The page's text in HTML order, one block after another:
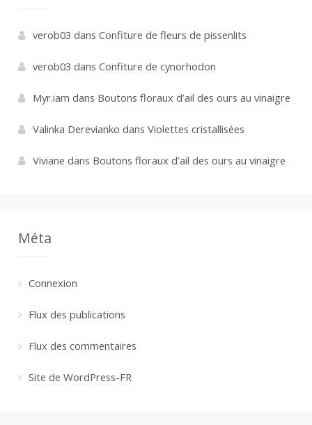
verob03 dans Confiture de fleurs de pissenlits
verob03 dans Confiture de cynorhodon
Myr.iam dans Boutons floraux d’ail des ours au vinaigre
Valinka Derevianko dans Violettes cristallisées
Viviane dans Boutons floraux d’ail des ours au vinaigre
Méta
Connexion
Flux des publications
Flux des commentaires
Site de WordPress-FR